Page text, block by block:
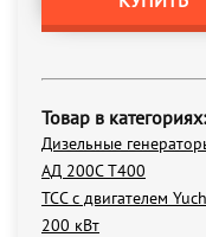
Товар в категориях:
Дизельные
АД 200С Т400
ТСС с двигателем
200 кВт